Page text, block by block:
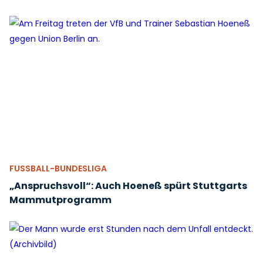
FUSSBALL-BUNDESLIGA
„Anspruchsvoll“: Auch Hoeneß spürt Stuttgarts
Mammutprogramm